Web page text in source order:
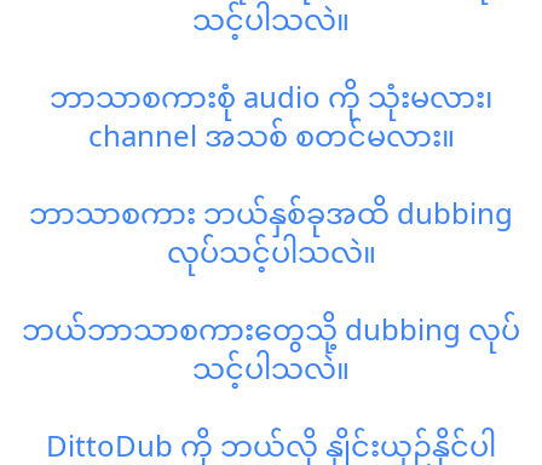
သင့်ပါသလဲ။
ဘာသာစကားစုံ audio ကို သုံးမလား၊
channel အသစ် စတင်မလား။
ဘာသာစကား ဘယ်နှစ်ခုအထိ dubbing
လုပ်သင့်ပါသလဲ။
ဘယ်ဘာသာစကားတွေသို့ dubbing လုပ်
သင့်ပါသလဲ။
DittoDub ကို ဘယ်လို နှိုင်းယှဉ်နိုင်ပါ